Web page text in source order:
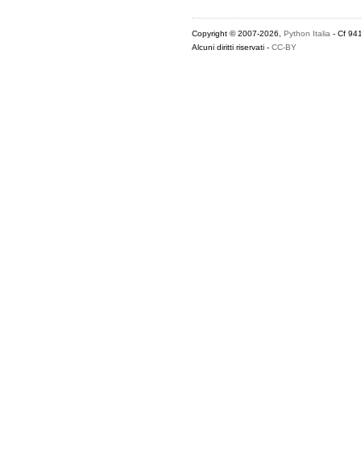
Copyright © 2007-2026, Python Italia - Cf
Alcuni diritti riservati - CC-BY